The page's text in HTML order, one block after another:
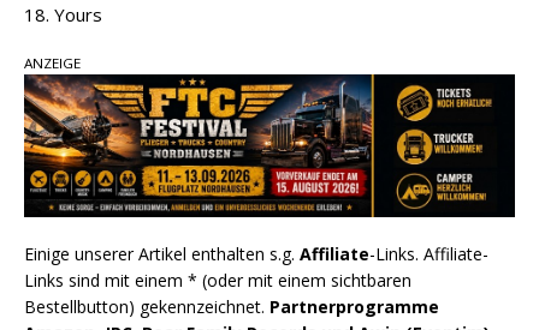
18. Yours
ANZEIGE
Einige unserer Artikel enthalten s.g. Affiliate-Links. Affiliate-
Links sind mit einem * (oder mit einem sichtbaren
Bestellbutton) gekennzeichnet. Partnerprogramme